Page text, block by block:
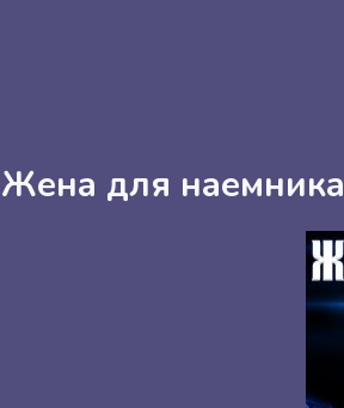
Жена для наемника